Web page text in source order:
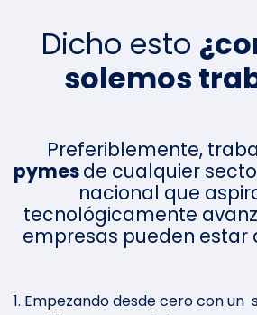
Dicho esto
solemos
Preferiblemente,
pymesde cualquier
nacional que
tecnológicamente
empresas pueden estar
1. Empezando desde cero con un